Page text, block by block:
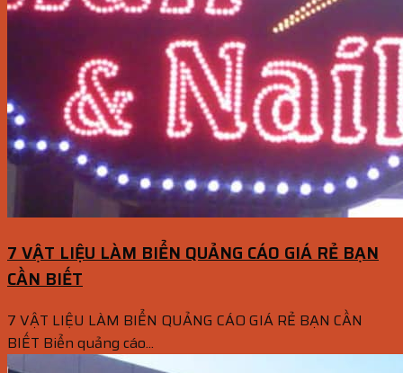
7 VẬT LIỆU LÀM BIỂN QUẢNG CÁO GIÁ RẺ BẠN
CẦN BIẾT
7 VẬT LIỆU LÀM BIỂN QUẢNG CÁO GIÁ RẺ BẠN CẦN
BIẾT Biển quảng cáo...